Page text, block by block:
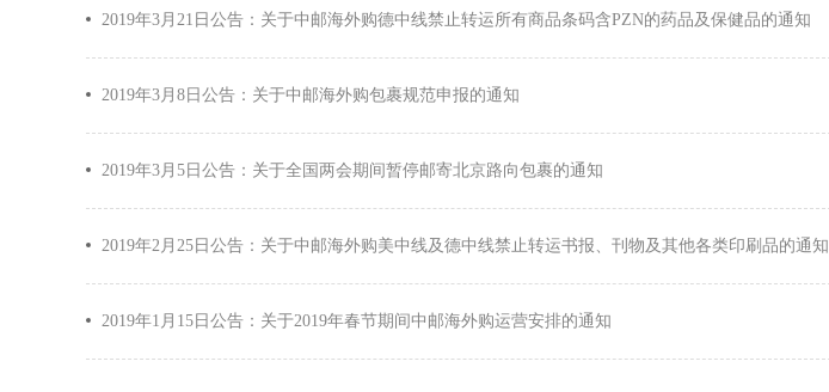
2019年3月21日公告：关于中邮海外购德中线禁止转运所有商品条码含PZN的药品及保健品的通知
2019年3月8日公告：关于中邮海外购包裹规范申报的通知
2019年3月5日公告：关于全国两会期间暂停邮寄北京路向包裹的通知
2019年2月25日公告：关于中邮海外购美中线及德中线禁止转运书报、刊物及其他各类印刷品的通知
2019年1月15日公告：关于2019年春节期间中邮海外购运营安排的通知